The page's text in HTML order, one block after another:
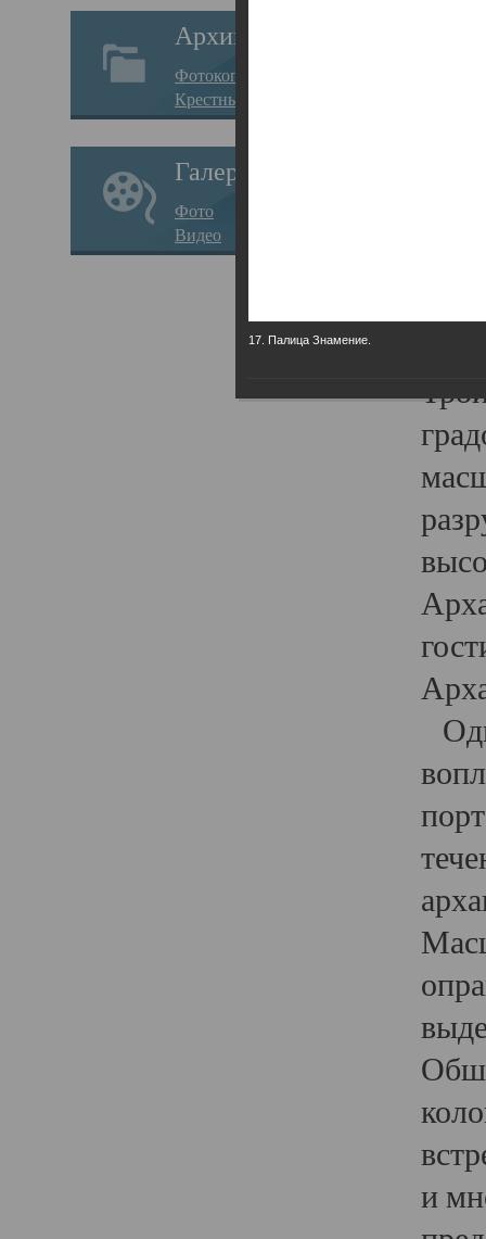
Архив
Фотокопии дел
Крестные ходы
Галерея
Фото
Видео
и
17. Палица Знамение.